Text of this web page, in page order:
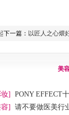
下一篇： 以匠人之心煨
美
]
PONY EFFECT
]
请不要做医美行